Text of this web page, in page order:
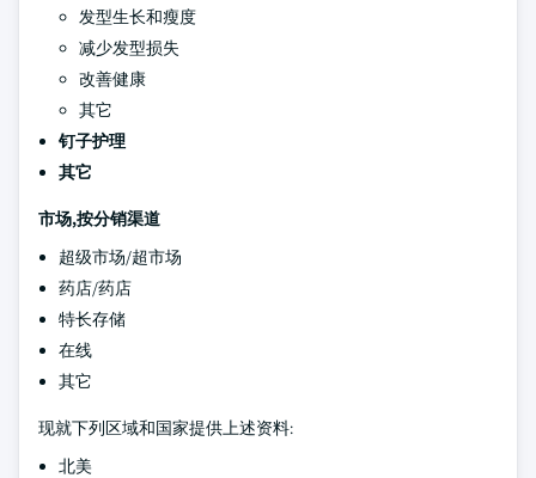
发型生长和瘦度
减少发型损失
改善健康
其它
钉子护理
其它
市场,按分销渠道
超级市场/超市场
药店/药店
特长存储
在线
其它
现就下列区域和国家提供上述资料:
北美